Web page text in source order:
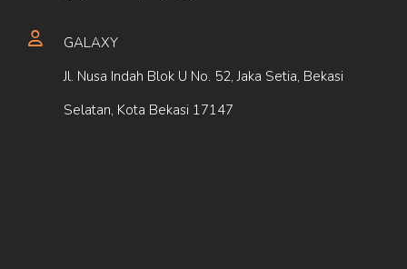
GALAXY
Jl. Nusa Indah Blok U No. 52, Jaka Setia, Bekasi
Selatan, Kota Bekasi 17147